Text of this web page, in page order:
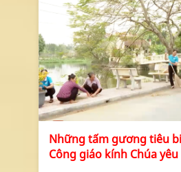
Những tấm gương tiêu
Công giáo kính Chúa